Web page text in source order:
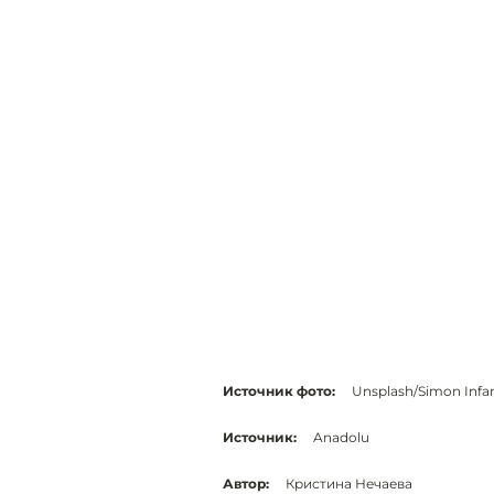
Источник фото: Unsplash/Simon
Источник: Anadolu
Автор: Кристина Нечаева